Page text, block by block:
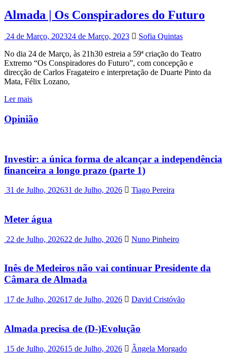
Almada | Os Conspiradores do Futuro
24 de Março, 202324 de Março, 2023
Sofia Quintas
No dia 24 de Março, às 21h30 estreia a 59ª criação do Teatro
Extremo “Os Conspiradores do Futuro”, com concepção e
direcção de Carlos Fragateiro e interpretação de Duarte Pinto da
Mata, Félix Lozano,
Ler mais
Opinião
Investir: a única forma de alcançar a independência
financeira a longo prazo (parte 1)
31 de Julho, 202631 de Julho, 2026 Tiago Pereira
Meter água
22 de Julho, 202622 de Julho, 2026 Nuno Pinheiro
Inês de Medeiros não vai continuar Presidente da
Câmara de Almada
17 de Julho, 202617 de Julho, 2026 David Cristóvão
Almada precisa de (D-)Evolução
15 de Julho, 202615 de Julho, 2026 Ângela Morgado